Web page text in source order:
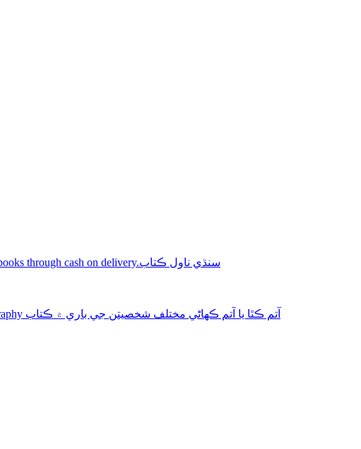
Shop online Sindhi novel books through cash on delivery.سنڌي ناول ڪتاب
Biography-autobiography آتم ڪٿا يا آتم ڪھاڻي مختلف شخصيتن جي باري ۾ ڪتاب